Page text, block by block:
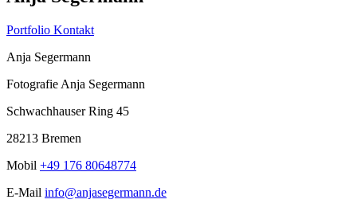
Portfolio Kontakt
Anja Segermann
Fotografie Anja Segermann
Schwachhauser Ring 45
28213 Bremen
Mobil +49 176 80648774
E-Mail info@anjasegermann.de